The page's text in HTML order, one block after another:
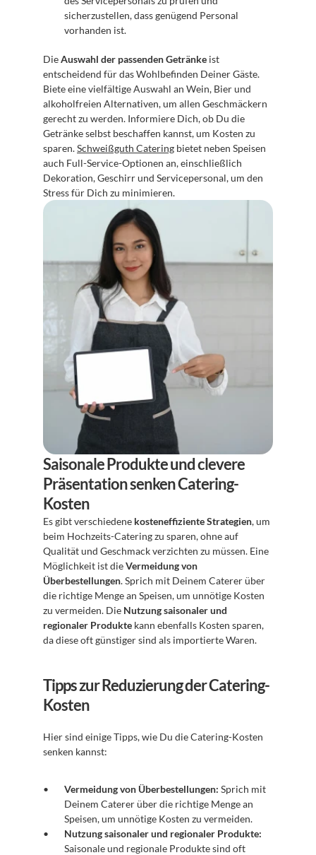
sicherzustellen, dass genügend Personal
vorhanden ist.
Die Auswahl der passenden Getränke ist
entscheidend für das Wohlbefinden Deiner Gäste.
Biete eine vielfältige Auswahl an Wein, Bier und
alkoholfreien Alternativen, um allen Geschmäckern
gerecht zu werden. Informiere Dich, ob Du die
Getränke selbst beschaffen kannst, um Kosten zu
sparen. Schweißguth Catering bietet neben Speisen
auch Full-Service-Optionen an, einschließlich
Dekoration, Geschirr und Servicepersonal, um den
Stress für Dich zu minimieren.
Saisonale Produkte und clevere
Präsentation senken Catering-
Kosten
Es gibt verschiedene kosteneffiziente Strategien, um
beim Hochzeits-Catering zu sparen, ohne auf
Qualität und Geschmack verzichten zu müssen. Eine
Möglichkeit ist die Vermeidung von
Überbestellungen. Sprich mit Deinem Caterer über
die richtige Menge an Speisen, um unnötige Kosten
zu vermeiden. Die Nutzung saisonaler und
regionaler Produkte kann ebenfalls Kosten sparen,
da diese oft günstiger sind als importierte Waren.
Tipps zur Reduzierung der Catering-
Kosten
Hier sind einige Tipps, wie Du die Catering-Kosten
senken kannst:
Vermeidung von Überbestellungen: Sprich mit
Deinem Caterer über die richtige Menge an
Speisen, um unnötige Kosten zu vermeiden.
Nutzung saisonaler und regionaler Produkte:
Saisonale und regionale Produkte sind oft